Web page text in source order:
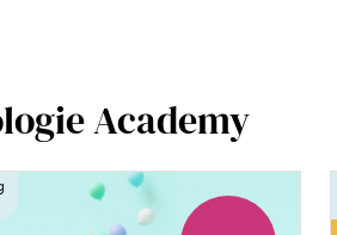
Academy